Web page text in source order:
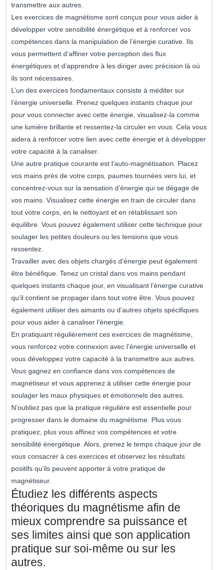
transmettre aux autres.
Les exercices de magnétisme sont conçus pour vous aider à
développer votre sensibilité énergétique et à renforcer vos
compétences dans la manipulation de l’énergie curative. Ils
vous permettent d’affiner votre perception des flux
énergétiques et d’apprendre à les diriger avec précision là où
ils sont nécessaires.
L’un des exercices fondamentaux consiste à méditer sur
l’énergie universelle. Prenez quelques instants chaque jour
pour vous connecter avec cette énergie, visualisez-la comme
une lumière brillante et ressentez-la circuler en vous. Cela vous
aidera à renforcer votre lien avec cette énergie et à développer
votre capacité à la canaliser.
Une autre pratique courante est l’auto-magnétisation. Placez
vos mains près de votre corps, paumes tournées vers lui, et
concentrez-vous sur la sensation d’énergie qui se dégage de
vos mains. Visualisez cette énergie en train de circuler dans
tout votre corps, en le nettoyant et en rétablissant son
équilibre. Vous pouvez également utiliser cette technique pour
soulager les petites douleurs ou les tensions que vous
ressentez.
Travailler avec des objets chargés d’énergie peut également
être bénéfique. Tenez un cristal dans vos mains pendant
quelques instants chaque jour, en visualisant l’énergie curative
qu’il contient se propager dans tout votre être. Vous pouvez
également utiliser des aimants ou d’autres objets spécifiques
pour vous aider à canaliser l’énergie.
En pratiquant régulièrement ces exercices de magnétisme,
vous renforcez votre connexion avec l’énergie universelle et
vous développez votre capacité à la transmettre aux autres.
Vous gagnez en confiance dans vos compétences de
magnétiseur et vous apprenez à utiliser cette énergie pour
soulager les maux physiques et émotionnels des autres.
N’oubliez pas que la pratique régulière est essentielle pour
progresser dans le domaine du magnétisme. Plus vous
pratiquez, plus vous affinez vos compétences et votre
sensibilité énergétique. Alors, prenez le temps chaque jour de
vous consacrer à ces exercices et observez les résultats
positifs qu’ils peuvent apporter à votre pratique de
magnétiseur.
Étudiez les différents aspects
théoriques du magnétisme afin de
mieux comprendre sa puissance et
ses limites ainsi que son application
pratique sur soi-même ou sur les
autres.